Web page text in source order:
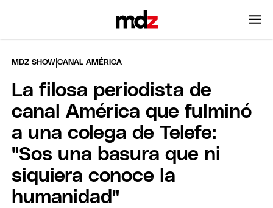
MDZ SHOW |CANAL AMÉRICA
La filosa periodista de
canal América que fulminó
a una colega de Telefe:
"Sos una basura que ni
siquiera conoce la
humanidad"